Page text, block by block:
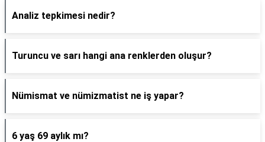
Analiz tepkimesi nedir?
Turuncu ve sarı hangi ana renklerden oluşur?
Nümismat ve nümizmatist ne iş yapar?
6 yaş 69 aylık mı?